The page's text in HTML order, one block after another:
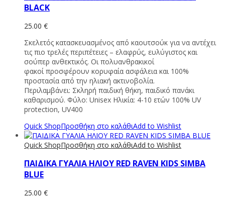
BLACK
25.00 €
Σκελετός κατασκευασμένος από καουτσούκ για να αντέχει
τις πιο τρελές περιπέτειες – ελαφρύς, ευλύγιστος και
σούπερ ανθεκτικός. Οι πολυανθρακικοί
φακοί προσφέρουν κορυφαία ασφάλεια και 100%
προστασία από την ηλιακή ακτινοβολία.
Περιλαμβάνει: Σκληρή παιδική θήκη, παιδικό πανάκι
καθαρισμού. Φύλο: Unisex Ηλικία: 4-10 ετών 100% UV
protection, UV400
Quick ShopΠροσθήκη στο καλάθιAdd to Wishlist
Quick ShopΠροσθήκη στο καλάθιAdd to Wishlist
ΠΑΙΔΙΚΑ ΓΥΑΛΙΑ ΗΛΙΟΥ RED RAVEN KIDS SIMBA
BLUE
25.00 €